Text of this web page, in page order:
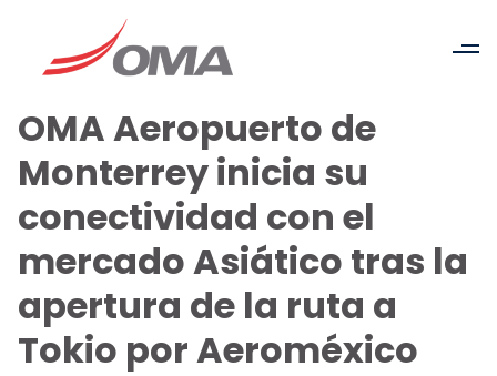
OMA Aeropuerto de
Monterrey inicia su
conectividad con el
mercado Asiático tras la
apertura de la ruta a
Tokio por Aeroméxico